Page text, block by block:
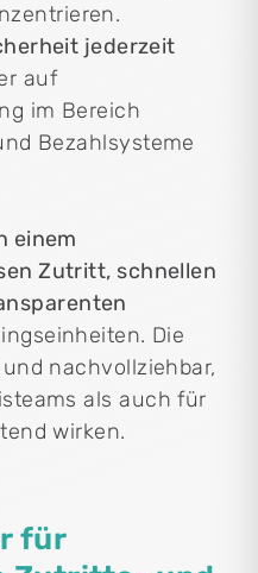
jederzeit
auf
im Bereich
Bezahlsysteme
einem
Zutritt, schnellen
Die
nachvollziehbar,
als auch für
wirken.
für